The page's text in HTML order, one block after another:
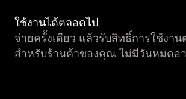
ใช้งานได้ตลอดไป
จ่ายครั้งเดียว แล้วรับสิทธิ์การใช้งา
สำหรับร้านค้าของคุณ ไม่มีวันหมดอ